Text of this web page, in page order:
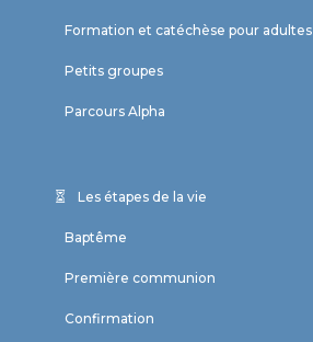
Formation et catéchèse pour adultes
Petits groupes
Parcours Alpha
Les étapes de la vie
Baptême
Première communion
Confirmation